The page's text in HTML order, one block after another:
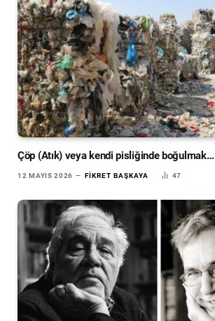
Çöp (Atık) veya kendi pisliğinde boğulmak…
12 MAYIS 2026 FIKRET BAŞKAYA 47